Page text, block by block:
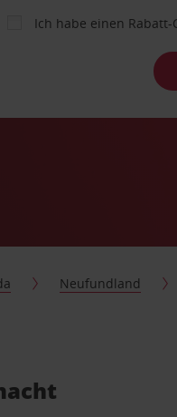
Ich habe einen Rabatt-
Neufundland